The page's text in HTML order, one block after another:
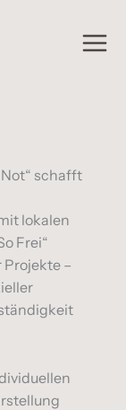
Not“ schafft
lokalen
Frei“
–